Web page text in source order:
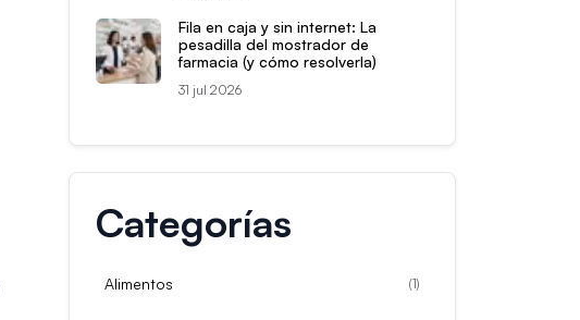
Fila en caja y sin internet: La
pesadilla del mostrador de
farmacia (y cómo resolverla)
31 jul 2026
Categorías
Alimentos (1)